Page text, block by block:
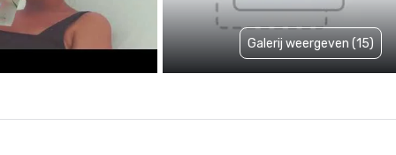
Galerij weergeven (15)